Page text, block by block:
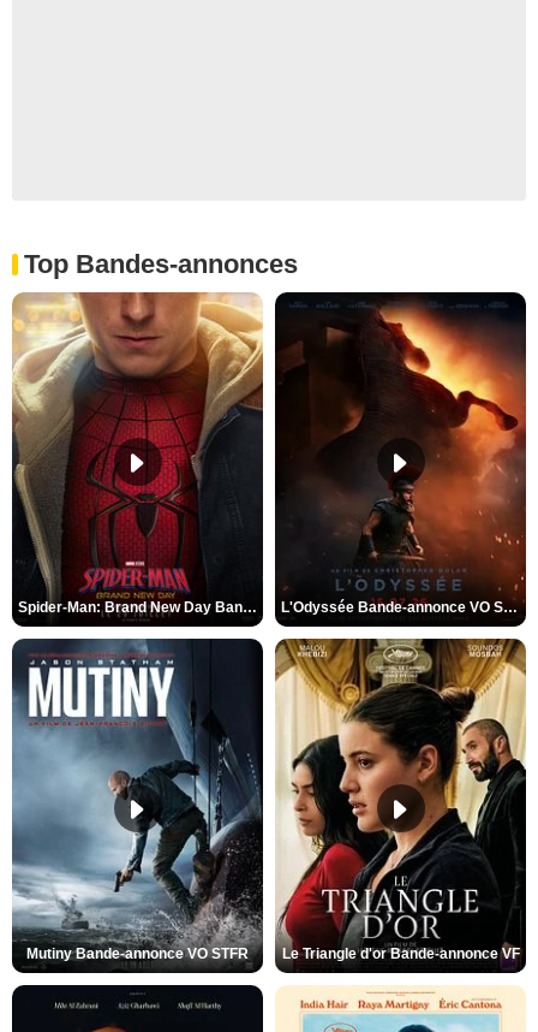
Top Bandes-annonces
Spider-Man: Brand New Day Bande-annonce VO STFR L'Odyssée Bande-annonce VO STFR
Mutiny Bande-annonce VO STFR Le Triangle d'or Bande-annonce VF